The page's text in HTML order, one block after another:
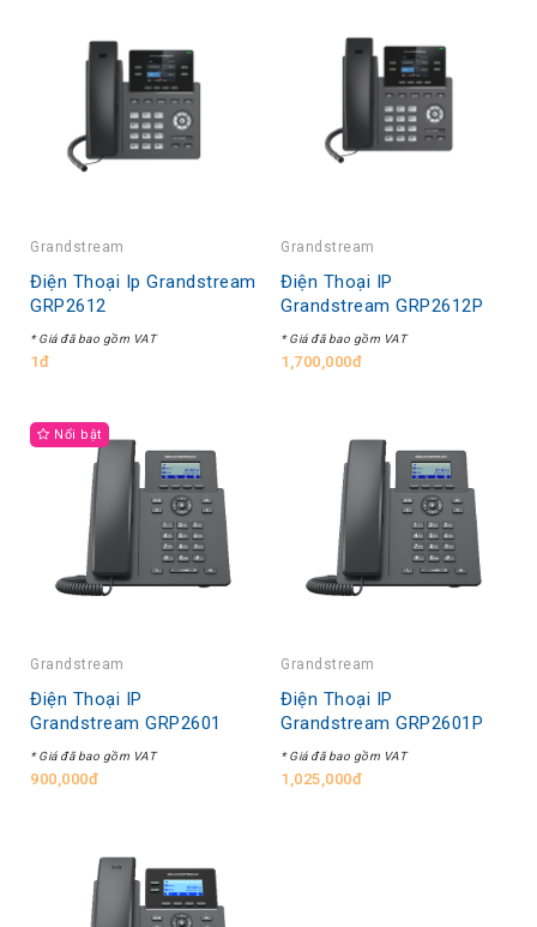
Grandstream
Điện Thoại Ip Grandstream
GRP2612
* Giá đã bao gồm VAT
1đ
Grandstream
Điện Thoại IP
Grandstream GRP2612P
* Giá đã bao gồm VAT
1,700,000đ
Nổi bật
Grandstream
Điện Thoại IP
Grandstream GRP2601
* Giá đã bao gồm VAT
900,000đ
Grandstream
Điện Thoại IP
Grandstream GRP2601P
* Giá đã bao gồm VAT
1,025,000đ